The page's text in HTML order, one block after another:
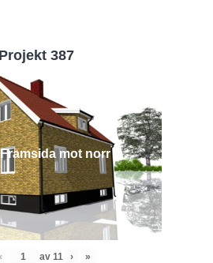
Projekt 387
mot norr
‹ av 11 › »